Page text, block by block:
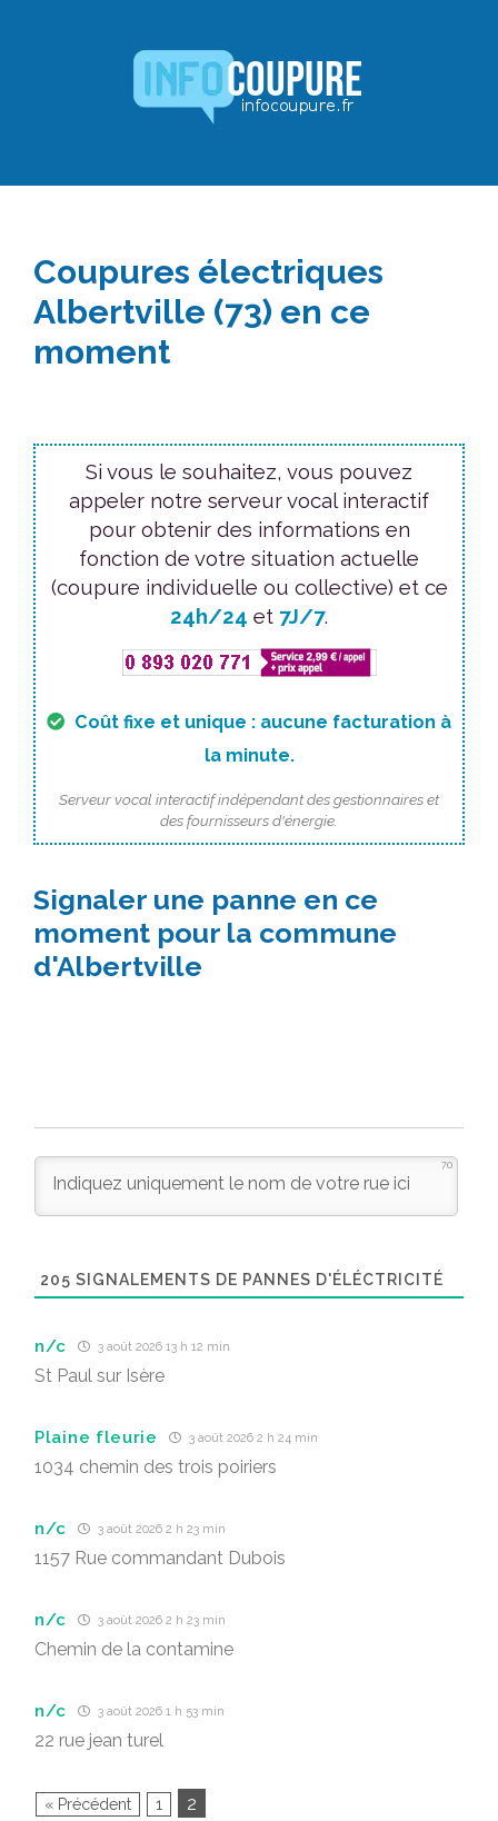
Coupures électriques
Albertville (73) en ce
moment
Si vous le souhaitez, vous pouvez
appeler notre serveur vocal interactif
pour obtenir des informations en
fonction de votre situation actuelle
(coupure individuelle ou collective) et ce
24h/24 et 7J/7.
Coût fixe et unique : aucune facturation à
la minute.
Serveur vocal interactif indépendant des gestionnaires et
des fournisseurs d'énergie.
Signaler une panne en ce
moment pour la commune
d'Albertville
70
205 SIGNALEMENTS DE PANNES D'ÉLÉCTRICITÉ
n/c 3 août 2026 13 h 12 min
St Paul sur Isère
Plaine fleurie 3 août 2026 2 h 24 min
1034 chemin des trois poiriers
n/c 3 août 2026 2 h 23 min
1157 Rue commandant Dubois
n/c 3 août 2026 2 h 23 min
Chemin de la contamine
n/c 3 août 2026 1 h 53 min
22 rue jean turel
« Précédent 1 2